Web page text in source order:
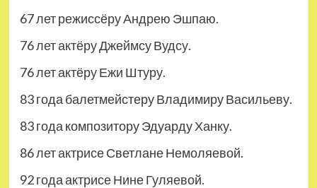
67 лет режиссёру Андрею Эшпаю.
76 лет актёру Джеймсу Вудсу.
76 лет актёру Ежи Штуру.
83 года балетмейстеру Владимиру Васильеву.
83 года композитору Эдуарду Ханку.
86 лет актрисе Светлане Немоляевой.
92 года актрисе Нине Гуляевой.